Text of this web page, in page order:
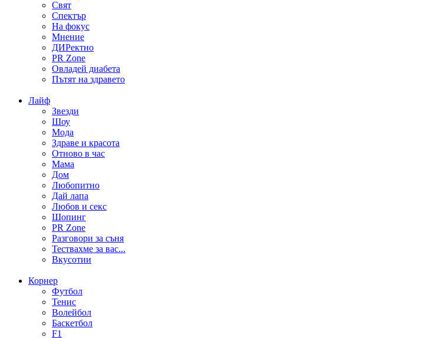
Свят
Спектър
На фокус
Мнение
ДИРектно
PR Zone
Овладей диабета
Пътят на здравето
Лайф
Звезди
Шоу
Мода
Здраве и красота
Отново в час
Мама
Дом
Любопитно
Дай лапа
Любов и секс
Шопинг
PR Zone
Разговори за съня
Тествахме за вас...
Вкусотии
Корнер
Футбол
Тенис
Волейбол
Баскетбол
F1